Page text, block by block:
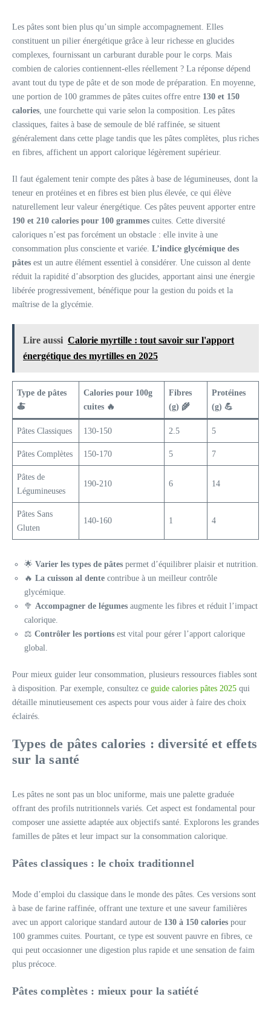
Les pâtes sont bien plus qu’un simple accompagnement. Elles
constituent un pilier énergétique grâce à leur richesse en glucides
complexes, fournissant un carburant durable pour le corps. Mais
combien de calories contiennent-elles réellement ? La réponse dépend
avant tout du type de pâte et de son mode de préparation. En moyenne,
une portion de 100 grammes de pâtes cuites offre entre 130 et 150
calories, une fourchette qui varie selon la composition. Les pâtes
classiques, faites à base de semoule de blé raffinée, se situent
généralement dans cette plage tandis que les pâtes complètes, plus riches
en fibres, affichent un apport calorique légèrement supérieur.
Il faut également tenir compte des pâtes à base de légumineuses, dont la
teneur en protéines et en fibres est bien plus élevée, ce qui élève
naturellement leur valeur énergétique. Ces pâtes peuvent apporter entre
190 et 210 calories pour 100 grammes cuites. Cette diversité
caloriques n’est pas forcément un obstacle : elle invite à une
consommation plus consciente et variée. L’indice glycémique des
pâtes est un autre élément essentiel à considérer. Une cuisson al dente
réduit la rapidité d’absorption des glucides, apportant ainsi une énergie
libérée progressivement, bénéfique pour la gestion du poids et la
maîtrise de la glycémie.
Lire aussi Calorie myrtille : tout savoir sur l'apport
énergétique des myrtilles en 2025
Type de pâtes
🍝
Calories pour 100g
cuites 🔥
Fibres
(g) 🌾
Protéines
(g) 💪
Pâtes Classiques 130-150 2.5 5
Pâtes Complètes 150-170 5 7
Pâtes de
Légumineuses
190-210 6 14
Pâtes Sans
Gluten
140-160 1 4
🌟 Varier les types de pâtes permet d’équilibrer plaisir et nutrition.
🔥 La cuisson al dente contribue à un meilleur contrôle
glycémique.
🥦 Accompagner de légumes augmente les fibres et réduit l’impact
calorique.
⚖️ Contrôler les portions est vital pour gérer l’apport calorique
global.
Pour mieux guider leur consommation, plusieurs ressources fiables sont
à disposition. Par exemple, consultez ce guide calories pâtes 2025 qui
détaille minutieusement ces aspects pour vous aider à faire des choix
éclairés.
Types de pâtes calories : diversité et effets
sur la santé
Les pâtes ne sont pas un bloc uniforme, mais une palette graduée
offrant des profils nutritionnels variés. Cet aspect est fondamental pour
composer une assiette adaptée aux objectifs santé. Explorons les grandes
familles de pâtes et leur impact sur la consommation calorique.
Pâtes classiques : le choix traditionnel
Mode d’emploi du classique dans le monde des pâtes. Ces versions sont
à base de farine raffinée, offrant une texture et une saveur familières
avec un apport calorique standard autour de 130 à 150 calories pour
100 grammes cuites. Pourtant, ce type est souvent pauvre en fibres, ce
qui peut occasionner une digestion plus rapide et une sensation de faim
plus précoce.
Pâtes complètes : mieux pour la satiété